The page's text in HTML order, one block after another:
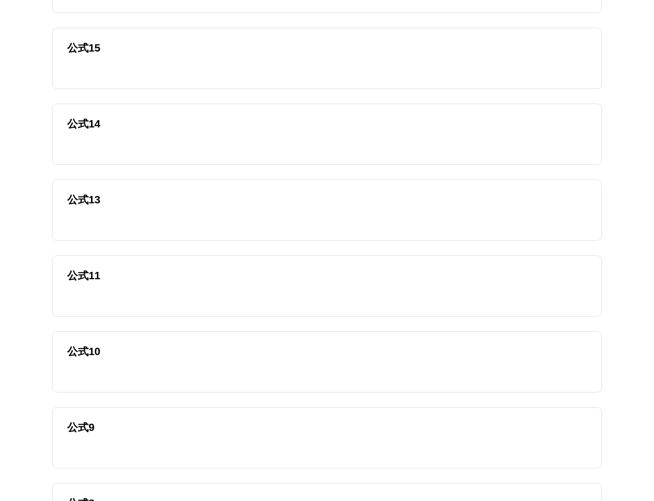
公式15
公式14
公式13
公式11
公式10
公式9